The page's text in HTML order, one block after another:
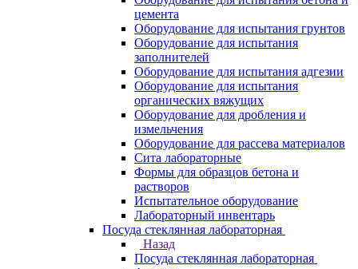
цемента
Оборудование для испытания грунтов
Оборудование для испытания
заполнителей
Оборудование для испытания адгезии
Оборудование для испытания
органических вяжущих
Оборудование для дробления и
измельчения
Оборудование для рассева материалов
Сита лабораторные
Формы для образцов бетона и
растворов
Испытательное оборудование
Лабораторный инвентарь
Посуда стеклянная лабораторная
Назад
Посуда стеклянная лабораторная